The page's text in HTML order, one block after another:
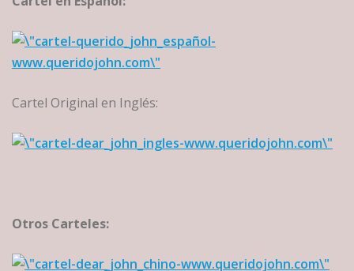
Cartel Original en Inglés:
Otros Carteles: